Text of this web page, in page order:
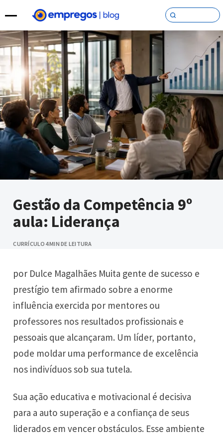
Pular para o conteúdo
Gestão da Competência 9º
aula: Liderança
CURRÍCULO 4 MIN DE LEITURA
por Dulce Magalhães Muita gente de sucesso e
prestígio tem afirmado sobre a enorme
influência exercida por mentores ou
professores nos resultados profissionais e
pessoais que alcançaram. Um líder, portanto,
pode moldar uma performance de excelência
nos indivíduos sob sua tutela.
Sua ação educativa e motivacional é decisiva
para a auto superação e a confiança de seus
liderados em vencer obstáculos. Esse ambiente